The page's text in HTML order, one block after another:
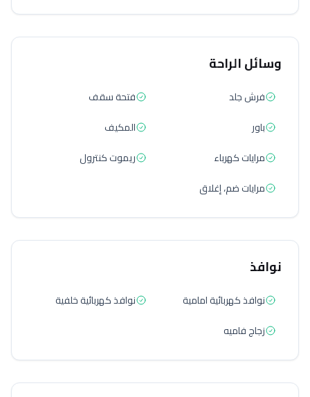
وسائل الراحة
فرش جلد
فتحة سقف
باور
المكيف
مرايات كهرباء
ريموت كنترول
مرايات ضم، إغلاق
نوافذ
نوافذ كهربائية امامية
نوافذ كهربائية خلفية
زجاج فاميه